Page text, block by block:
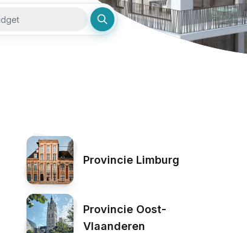
Provincie Limburg
Provincie Oost-
Vlaanderen